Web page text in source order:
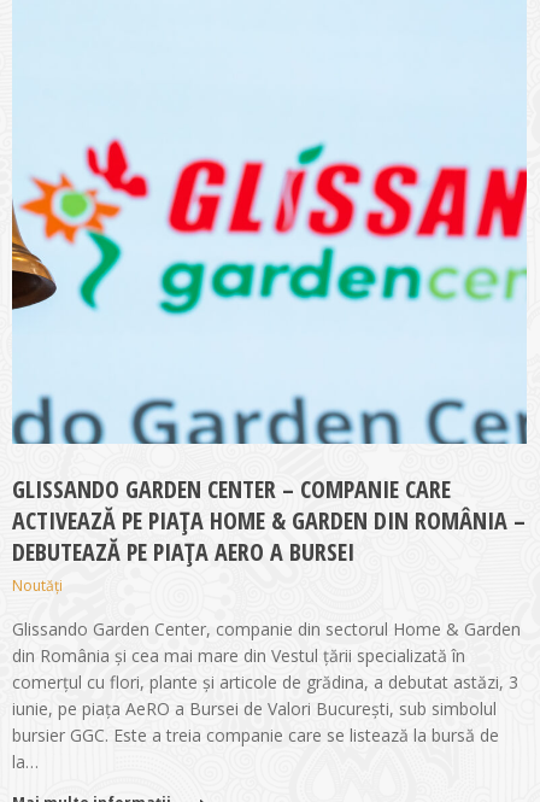
GLISSANDO GARDEN CENTER – COMPANIE CARE
ACTIVEAZĂ PE PIAȚA HOME & GARDEN DIN ROMÂNIA –
DEBUTEAZĂ PE PIAȚA AERO A BURSEI
Noutăți
Glissando Garden Center, companie din sectorul Home & Garden
din România și cea mai mare din Vestul țării specializată în
comerțul cu flori, plante și articole de grădina, a debutat astăzi, 3
iunie, pe piața AeRO a Bursei de Valori București, sub simbolul
bursier GGC. Este a treia companie care se listează la bursă de
la…